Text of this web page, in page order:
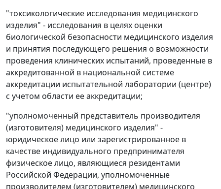
"токсикологические исследования медицинского
изделия" - исследования в целях оценки
биологической безопасности медицинского изделия
и принятия последующего решения о возможности
проведения клинических испытаний, проведенные в
аккредитованной в национальной системе
аккредитации испытательной лаборатории (центре)
с учетом области ее аккредитации;
"уполномоченный представитель производителя
(изготовителя) медицинского изделия" -
юридическое лицо или зарегистрированное в
качестве индивидуального предпринимателя
физическое лицо, являющиеся резидентами
Российской Федерации, уполномоченные
производителем (изготовителем) медицинского